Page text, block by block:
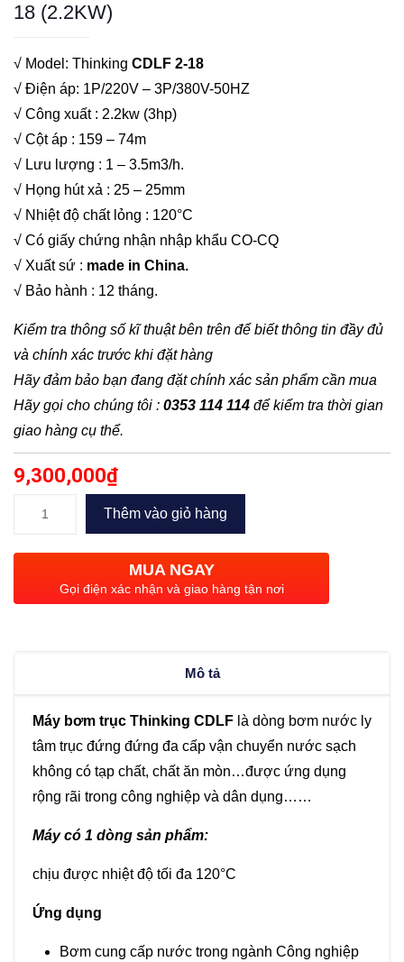
18 (2.2KW)
√ Model: Thinking CDLF 2-18
√ Điện áp: 1P/220V – 3P/380V-50HZ
√ Công xuất : 2.2kw (3hp)
√ Cột áp : 159 – 74m
√ Lưu lượng : 1 – 3.5m3/h.
√ Họng hút xả : 25 – 25mm
√ Nhiệt độ chất lỏng : 120°C
√ Có giấy chứng nhận nhập khẩu CO-CQ
√ Xuất sứ : made in China.
√ Bảo hành : 12 tháng.
Kiểm tra thông số kĩ thuật bên trên để biết thông tin đầy đủ
và chính xác trước khi đặt hàng
Hãy đảm bảo bạn đang đặt chính xác sản phẩm cần mua
Hãy gọi cho chúng tôi : 0353 114 114 để kiểm tra thời gian
giao hàng cụ thể.
9,300,000₫
đứng
cấp
lượng
Thêm vào giỏ hàng
MUA NGAY
Gọi điện xác nhận và giao hàng tận nơi
Mô tả
Máy bơm trục Thinking CDLF là dòng bơm nước ly
tâm trục đứng đứng đa cấp vận chuyển nước sạch
không có tạp chất, chất ăn mòn…được ứng dụng
rộng rãi trong công nghiệp và dân dụng……
Máy có 1 dòng sản phẩm:
chịu được nhiệt độ tối đa 120°C
Ứng dụng
Bơm cung cấp nước trong ngành Công nghiệp